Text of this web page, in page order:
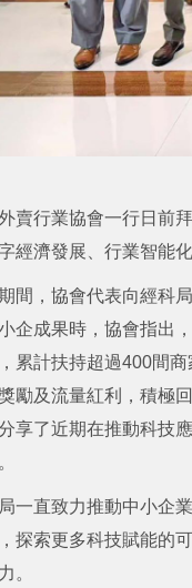
賣行業協會一行日前
經濟發展、行業智能
間，協會代表向經科
企成果時，協會指出
累計扶持超過400間
勵及流量紅利，積極
享了近期在推動科技
一直致力推動中小企
探索更多科技賦能的
。